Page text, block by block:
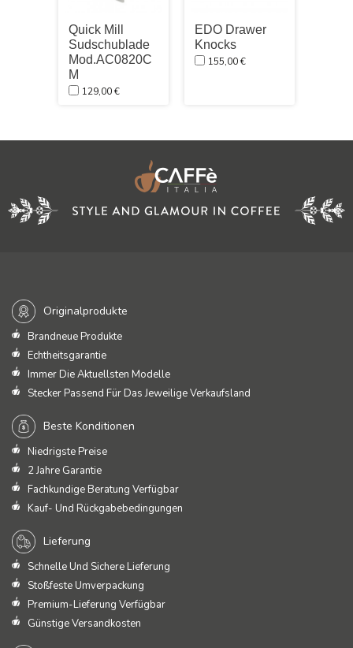
Quick Mill
Sudschublade
Mod.AC0820C
M
129,00 €
EDO Drawer
Knocks
155,00 €
Originalprodukte
Brandneue Produkte
Echtheitsgarantie
Immer Die Aktuellsten Modelle
Stecker Passend Für Das Jeweilige Verkaufsland
Beste Konditionen
Niedrigste Preise
2 Jahre Garantie
Fachkundige Beratung Verfügbar
Kauf- Und Rückgabebedingungen
Lieferung
Schnelle Und Sichere Lieferung
Stoßfeste Umverpackung
Premium-Lieferung Verfügbar
Günstige Versandkosten